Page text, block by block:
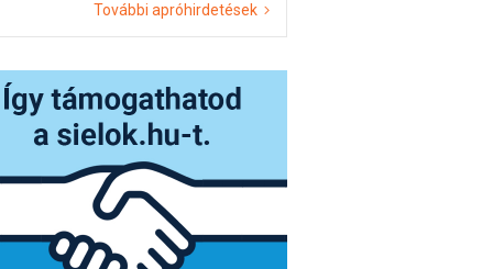
További apróhirdetések